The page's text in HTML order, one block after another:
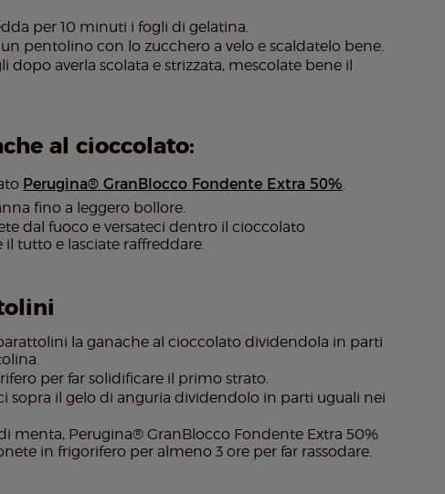
per 10 minuti i fogli di gelatina.
pentolino con lo zucchero a velo e scaldatelo bene.
dopo averla scolata e strizzata, mescolate bene il
al cioccolato:
Perugina® GranBlocco Fondente Extra 50%.
fino a leggero bollore.
dal fuoco e versateci dentro il cioccolato
tutto e lasciate raffreddare.
la ganache al cioccolato dividendola in parti
per far solidificare il primo strato.
sopra il gelo di anguria dividendolo in parti uguali nei
menta, Perugina® GranBlocco Fondente Extra 50%
in frigorifero per almeno 3 ore per far rassodare.